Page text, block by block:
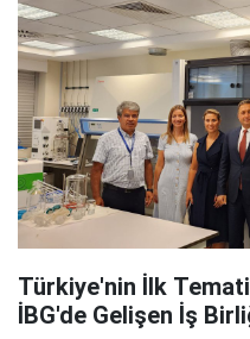
Türkiye'nin İlk
İBG'de Gelişen İş